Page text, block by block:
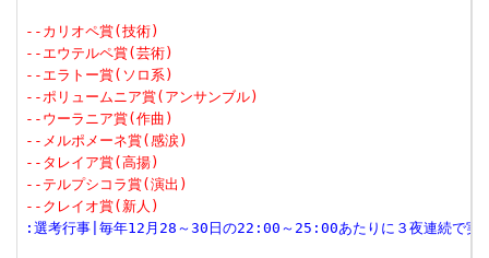
--カリオペ賞(技術)
--エウテルペ賞(芸術)
--エラトー賞(ソロ系)
--ポリュームニア賞(アンサンブル)
--ウーラニア賞(作曲)
--メルポメーネ賞(感涙)
--タレイア賞(高揚)
--テルプシコラ賞(演出)
--クレイオ賞(新人)
:選考行事|毎年12月28～30日の22:00～25:00あたりに３夜連続で実